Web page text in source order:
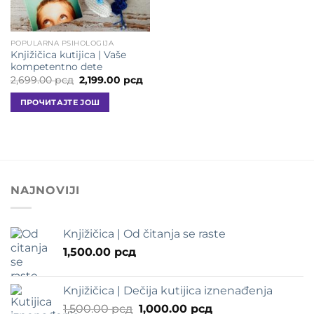
POPULARNA PSIHOLOGIJA
Knjižičica kutijica | Vaše
kompetentno dete
2,699.00рсд Оригинална
цена
је
била:
2,699.00 рсд.
2,199.00 рсдТренутна
цена
ПРОЧИТАЈТЕ ЈОШ
NAJNOVIJI
Knjižičica | Od čitanja se raste
1,500.00 рсд
Knjižičica | Dečija kutijica iznenađenja
1,500.00рсд Оригинална
1,000.00 рсдТренутна